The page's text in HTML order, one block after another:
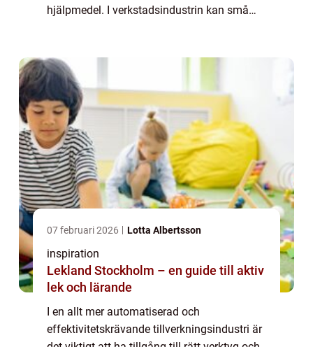
hjälpmedel. I verkstadsindustrin kan små
07 februari 2026 Lotta Albertsson
inspiration
Lekland Stockholm – en guide till aktiv
lek och lärande
I en allt mer automatiserad och
effektivitetskrävande tillverkningsindustri är